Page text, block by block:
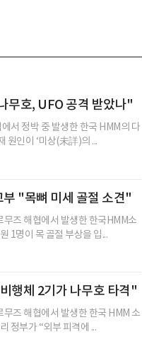
무호, UFO 공격 받았나"
서 정박 중 발생한 한국 HMM의 다
원인이 ‘미상(未詳)의 ...
"목뼈 미세 골절 소견"
즈 해협에서 발생한 한국HMM소
1명이 목 골절 부상을 입...
행체 2기가 나무호 타격"
즈 해협에서 발생한 한국 HMM 소
정부가 “외부 피격에 ...